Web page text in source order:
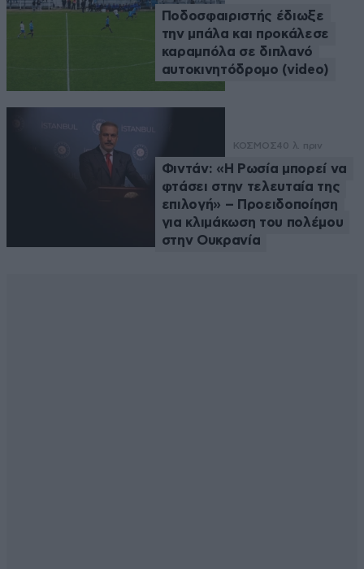
Ποδοσφαιριστής έδιωξε
την μπάλα και προκάλεσε
καραμπόλα σε διπλανό
αυτοκινητόδρομο (video)
ΚΟΣΜΟΣ40 λ. πριν
Φιντάν: «Η Ρωσία μπορεί να
φτάσει στην τελευταία της
επιλογή» – Προειδοποίηση
για κλιμάκωση του πολέμου
στην Ουκρανία